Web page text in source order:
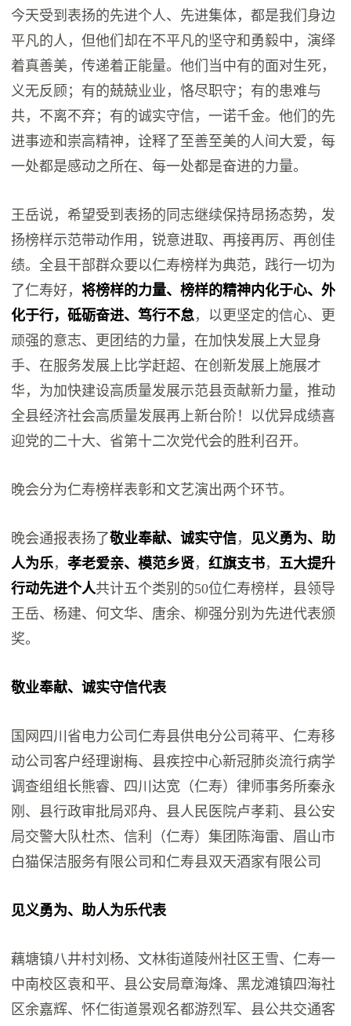
今天受到表扬的先进个人、先进集体，都是我们身边
平凡的人，但他们却在不平凡的坚守和勇毅中，演绎
着真善美，传递着正能量。他们当中有的面对生死，
义无反顾；有的兢兢业业，恪尽职守；有的患难与
共，不离不弃；有的诚实守信，一诺千金。他们的先
进事迹和崇高精神，诠释了至善至美的人间大爱，每
一处都是感动之所在、每一处都是奋进的力量。
王岳说，希望受到表扬的同志继续保持昂扬态势，发
扬榜样示范带动作用，锐意进取、再接再厉、再创佳
绩。全县干部群众要以仁寿榜样为典范，践行一切为
了仁寿好，将榜样的力量、榜样的精神内化于心、外
化于行，砥砺奋进、笃行不怠，以更坚定的信心、更
顽强的意志、更团结的力量，在加快发展上大显身
手、在服务发展上比学赶超、在创新发展上施展才
华，为加快建设高质量发展示范县贡献新力量，推动
全县经济社会高质量发展再上新台阶！以优异成绩喜
迎党的二十大、省第十二次党代会的胜利召开。
晚会分为仁寿榜样表彰和文艺演出两个环节。
晚会通报表扬了敬业奉献、诚实守信， 见义勇为、助
人为乐，孝老爱亲、模范乡贤，红旗支书， 五大提升
行动先进个人共计五个类别的50位仁寿榜样，县领导
王岳、杨建、何文华、唐余、柳强分别为先进代表颁
奖。
敬业奉献、诚实守信代表
国网四川省电力公司仁寿县供电分公司蒋平、仁寿移
动公司客户经理谢梅、县疾控中心新冠肺炎流行病学
调查组组长熊睿、四川达宽（仁寿）律师事务所秦永
刚、县行政审批局邓舟、县人民医院卢孝莉、县公安
局交警大队杜杰、信利（仁寿）集团陈海雷、眉山市
白猫保洁服务有限公司和仁寿县双天酒家有限公司
见义勇为、助人为乐代表
藕塘镇八井村刘杨、文林街道陵州社区王雪、仁寿一
中南校区袁和平、县公安局章海烽、黑龙滩镇四海社
区余嘉辉、怀仁街道景观名都游烈军、县公共交通客